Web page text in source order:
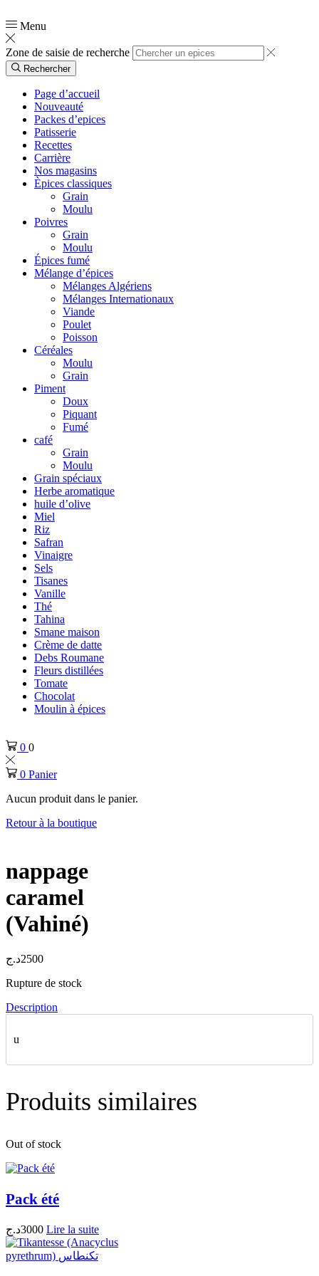
Menu
Zone de saisie de recherche
Rechercher
Page d’accueil
Nouveauté
Packes d’epices
Patisserie
Recettes
Carrière
Nos magasins
Èpices classiques
Grain
Moulu
Poivres
Grain
Moulu
Épices fumé
Mélange d’épices
Mélanges Algériens
Mélanges Internationaux
Viande
Poulet
Poisson
Céréales
Moulu
Grain
Piment
Doux
Piquant
Fumé
café
Grain
Moulu
Grain spéciaux
Herbe aromatique
huile d’olive
Miel
Riz
Safran
Vinaigre
Sels
Tisanes
Vanille
Thé
Tahina
Smane maison
Crème de datte
Debs Roumane
Fleurs distillées
Tomate
Chocolat
Moulin à épices
0 0
0 Panier
Aucun produit dans le panier.
Retour à la boutique
nappage
caramel
(Vahiné)
2500د.ج
Rupture de stock
Description
u
Produits similaires
Out of stock
Pack été
3000د.ج Lire la suite